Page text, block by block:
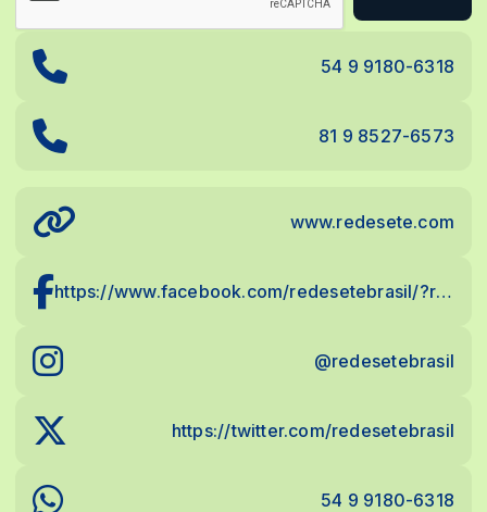
54 9 9180-6318
81 9 8527-6573
www.redesete.com
https://www.facebook.com/redesetebrasil/?ref=settings
@redesetebrasil
https://twitter.com/redesetebrasil
54 9 9180-6318